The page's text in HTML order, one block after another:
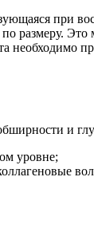
при
размеру.
и
уровне;